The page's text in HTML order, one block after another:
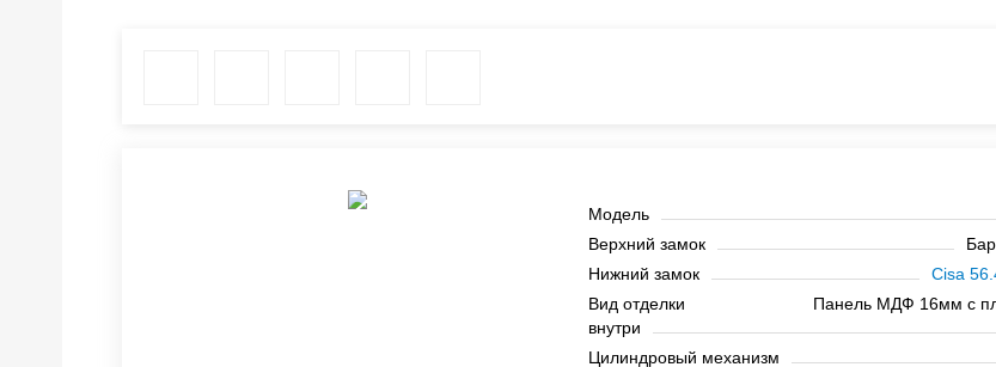
Модель
Верхний замок
Нижний замок
Cisa
Вид отделки
внутри
Панель МДФ 16мм с
Цилиндровый механизм